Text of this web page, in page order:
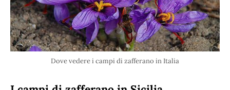
Dove vedere i campi di zafferano in Italia